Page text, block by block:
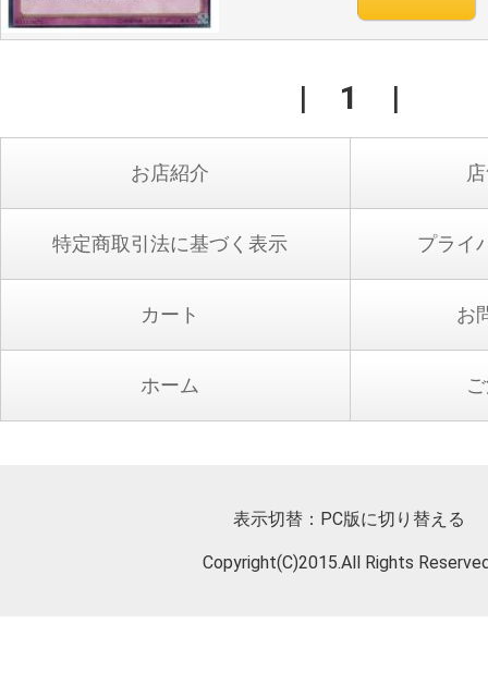
| 1 |
お店紹介
特定商取引法に基づく表示 プライ
カート お
ホーム
表示切替： PC版に切り替える
Copyright(C)2015.All Rights